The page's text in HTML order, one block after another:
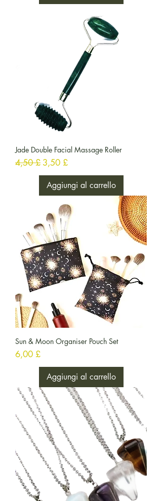
Jade Double Facial Massage Roller
Prezzo regolare
4,50 £ Prezzo scontato
3,50 £
Aggiungi al carrello
Sun & Moon Organiser Pouch Set
Prezzo
6,00 £
Aggiungi al carrello